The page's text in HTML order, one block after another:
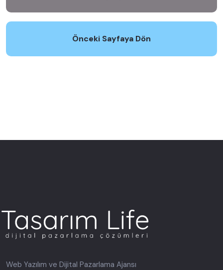
Önceki Sayfaya Dön
Web Yazılım ve Dijital Pazarlama Ajansı